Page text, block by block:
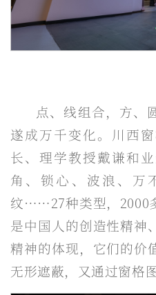
点、线组合，方、
遂成万千变化。川西
长、理学教授戴谦和
角、锁心、波浪、万
纹……27种类型，2000
是中国人的创造性精神
精神的体现，它们的价
无形遮蔽，又通过窗格